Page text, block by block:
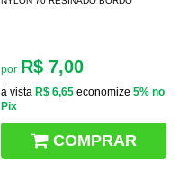
por R$ 7,00
à vista R$ 6,65 economize 5% no
Pix
COMPRAR